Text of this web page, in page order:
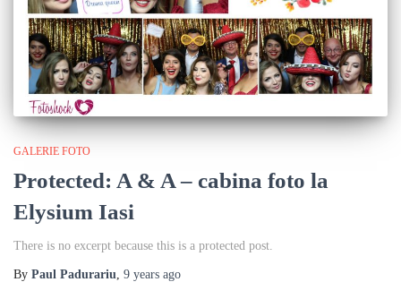
GALERIE FOTO
Protected: A & A – cabina foto la
Elysium Iasi
There is no excerpt because this is a protected post.
By Paul Padurariu 9 years ago